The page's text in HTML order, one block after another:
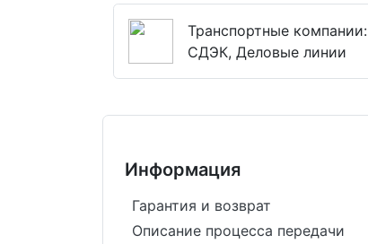
Транспортные компании:
СДЭК, Деловые линии
Информация
Гарантия и возврат
Описание процесса передачи